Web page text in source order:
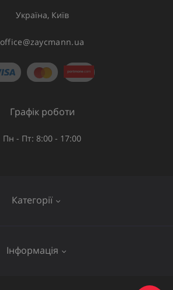
Україна, Київ
office@zaycmann.ua
Категорії
Інформація
Графік роботи
Пн - Пт: 8:00 - 17:00